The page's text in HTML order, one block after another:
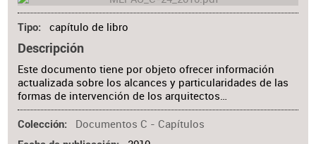
Tipo capítulo de libro
Descripción
Este documento tiene por objeto ofrecer información
actualizada sobre los alcances y particularidades de las
formas de intervención de los arquitectos…
Colección Documentos C - Capítulos